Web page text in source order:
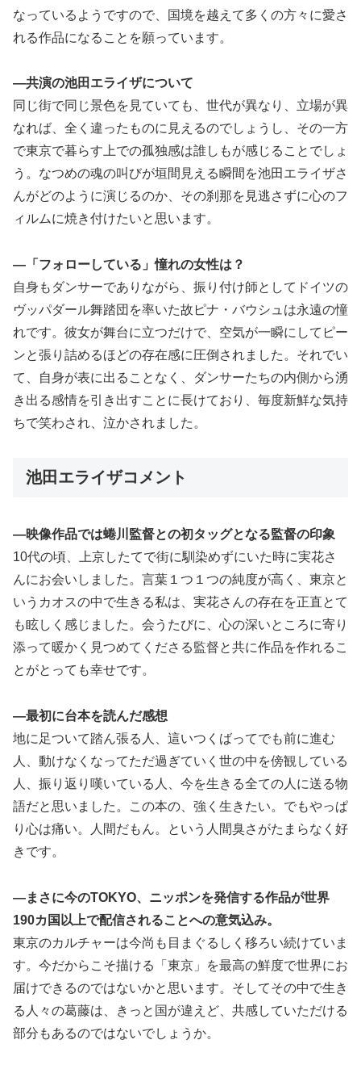
なっているようですので、国境を越えて多くの方々に愛さ
れる作品になることを願っています。
―共演の池田エライザについて
同じ街で同じ景色を見ていても、世代が異なり、立場が異
なれば、全く違ったものに見えるのでしょうし、その一方
で東京で暮らす上での孤独感は誰しもが感じることでしょ
う。なつめの魂の叫びが垣間見える瞬間を池田エライザさ
んがどのように演じるのか、その刹那を見逃さずに心のフ
ィルムに焼き付けたいと思います。
―「フォローしている」憧れの女性は？
自身もダンサーでありながら、振り付け師としてドイツの
ヴッパダール舞踏団を率いた故ピナ・バウシュは永遠の憧
れです。彼女が舞台に立つだけで、空気が一瞬にしてピー
ンと張り詰めるほどの存在感に圧倒されました。それでい
て、自身が表に出ることなく、ダンサーたちの内側から湧
き出る感情を引き出すことに長けており、毎度新鮮な気持
ちで笑わされ、泣かされました。
池田エライザコメント
―映像作品では蜷川監督との初タッグとなる監督の印象
10代の頃、上京したてで街に馴染めずにいた時に実花さ
んにお会いしました。言葉１つ１つの純度が高く、東京と
いうカオスの中で生きる私は、実花さんの存在を正直とて
も眩しく感じました。会うたびに、心の深いところに寄り
添って暖かく見つめてくださる監督と共に作品を作れるこ
とがとっても幸せです。
―最初に台本を読んだ感想
地に足ついて踏ん張る人、這いつくばってでも前に進む
人、動けなくなってただ過ぎていく世の中を傍観している
人、振り返り嘆いている人、今を生きる全ての人に送る物
語だと思いました。この本の、強く生きたい。でもやっぱ
り心は痛い。人間だもん。という人間臭さがたまらなく好
きです。
―まさに今のTOKYO、ニッポンを発信する作品が世界
190カ国以上で配信されることへの意気込み。
東京のカルチャーは今尚も目まぐるしく移ろい続けていま
す。今だからこそ描ける「東京」を最高の鮮度で世界にお
届けできるのではないかと思います。そしてその中で生き
る人々の葛藤は、きっと国が違えど、共感していただける
部分もあるのではないでしょうか。